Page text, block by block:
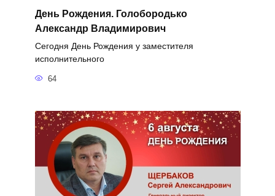
День Рождения. Голобородько
Александр Владимирович
Сегодня День Рождения у заместителя
исполнительного
64